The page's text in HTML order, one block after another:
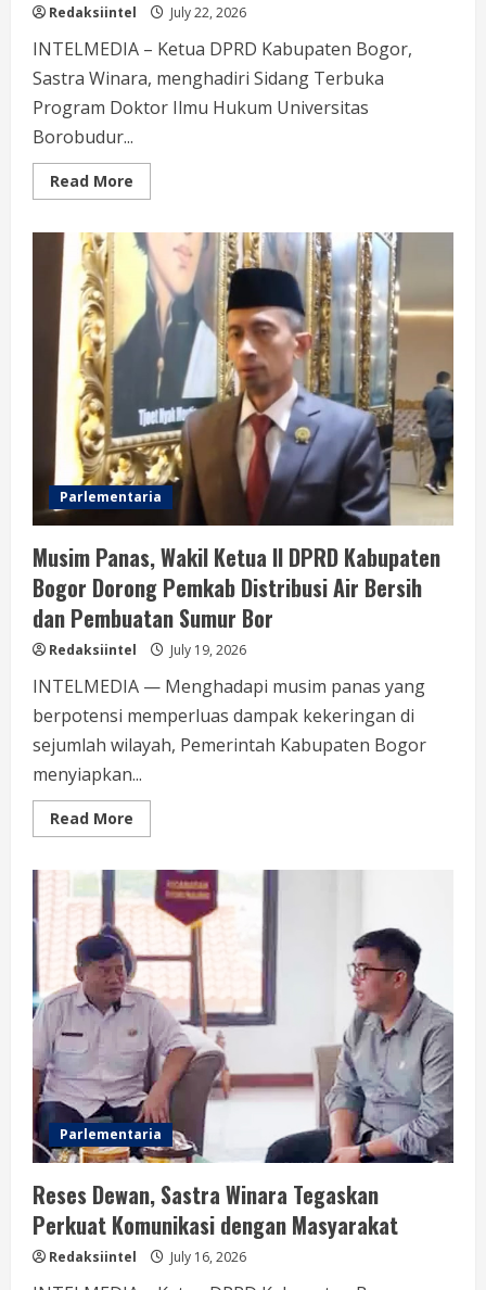
Redaksiintel July 22, 2026
INTELMEDIA – Ketua DPRD Kabupaten Bogor,
Sastra Winara, menghadiri Sidang Terbuka
Program Doktor Ilmu Hukum Universitas
Borobudur...
Read More
more
Winara
Apresiasi
Pencapaian
Akademik
Doktor
Fusia
Meidiawaty
Parlementaria
Musim Panas, Wakil Ketua II DPRD Kabupaten
Bogor Dorong Pemkab Distribusi Air Bersih
dan Pembuatan Sumur Bor
Redaksiintel July 19, 2026
INTELMEDIA — Menghadapi musim panas yang
berpotensi memperluas dampak kekeringan di
sejumlah wilayah, Pemerintah Kabupaten Bogor
menyiapkan...
Read More
more
Panas,
Wakil
Ketua
Kabupaten
Bogor
Dorong
Pemkab
Distribusi
Air
Bersih
dan
Pembuatan
Sumur
Bor
Parlementaria
Reses Dewan, Sastra Winara Tegaskan
Perkuat Komunikasi dengan Masyarakat
Redaksiintel July 16, 2026